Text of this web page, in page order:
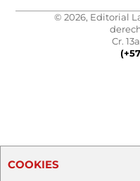
© 2026, Editorial
Cr.
COOKIES